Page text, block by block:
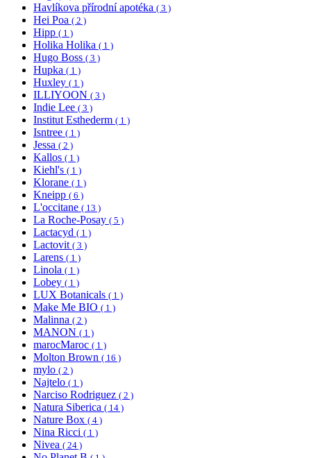
Havlíkova přírodní apotéka ( 3 )
Hei Poa ( 2 )
Hipp ( 1 )
Holika Holika ( 1 )
Hugo Boss ( 3 )
Hupka ( 1 )
Huxley ( 1 )
ILLIYOON ( 3 )
Indie Lee ( 3 )
Institut Esthederm ( 1 )
Isntree ( 1 )
Jessa ( 2 )
Kallos ( 1 )
Kiehl's ( 1 )
Klorane ( 1 )
Kneipp ( 6 )
L'occitane ( 13 )
La Roche-Posay ( 5 )
Lactacyd ( 1 )
Lactovit ( 3 )
Larens ( 1 )
Linola ( 1 )
Lobey ( 1 )
LUX Botanicals ( 1 )
Make Me BIO ( 1 )
Malinna ( 2 )
MANON ( 1 )
marocMaroc ( 1 )
Molton Brown ( 16 )
mylo ( 2 )
Najtelo ( 1 )
Narciso Rodriguez ( 2 )
Natura Siberica ( 14 )
Nature Box ( 4 )
Nina Ricci ( 1 )
Nivea ( 24 )